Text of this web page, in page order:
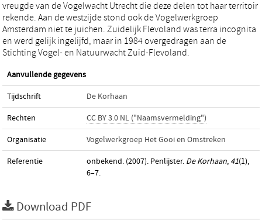
vreugde van de Vogelwacht Utrecht die deze delen tot haar territoir
rekende. Aan de westzijde stond ook de Vogelwerkgroep
Amsterdam niet te juichen. Zuidelijk Flevoland was terra incognita
en werd gelijk ingelijfd, maar in 1984 overgedragen aan de
Stichting Vogel- en Natuurwacht Zuid-Flevoland.
Aanvullende gegevens
Tijdschrift De Korhaan
Rechten CC BY 3.0 NL ("Naamsvermelding")
Organisatie Vogelwerkgroep Het Gooi en Omstreken
Referentie onbekend. (2007). Penlijster. De Korhaan, 41(1),
6–7.
Download PDF